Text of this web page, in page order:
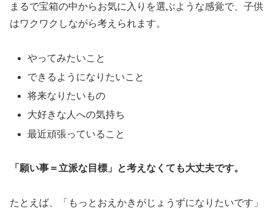
まるで宝箱の中からお気に入りを選ぶような感覚で、子供
はワクワクしながら考えられます。
やってみたいこと
できるようになりたいこと
将来なりたいもの
大好きな人への気持ち
最近頑張っていること
「願い事＝立派な目標」と考えなくても大丈夫です。
たとえば、「もっとおえかきがじょうずになりたいです」